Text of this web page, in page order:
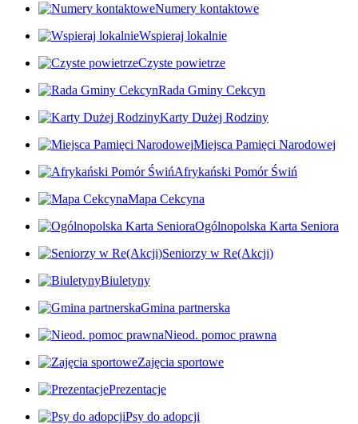
Numery kontaktowe
Wspieraj lokalnie
Czyste powietrze
Rada Gminy Cekcyn
Karty Dużej Rodziny
Miejsca Pamięci Narodowej
Afrykański Pomór Świń
Mapa Cekcyna
Ogólnopolska Karta Seniora
Seniorzy w Re(Akcji)
Biuletyny
Gmina partnerska
Nieod. pomoc prawna
Zajęcia sportowe
Prezentacje
Psy do adopcji